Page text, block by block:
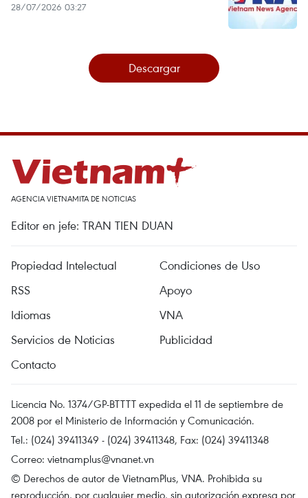
28/07/2026 03:27
Descargar
AGENCIA VIETNAMITA DE NOTICIAS
Editor en jefe: TRAN TIEN DUAN
Propiedad Intelectual
Condiciones de Uso
RSS
Apoyo
Idiomas
VNA
Servicios de Noticias
Publicidad
Contacto
Licencia No. 1374/GP-BTTTT expedida el 11 de septiembre de
2008 por el Ministerio de Información y Comunicación.
Tel.: (024) 39411349 - (024) 39411348, Fax: (024) 39411348
Correo: vietnamplus@vnanet.vn
© Derechos de autor de VietnamPlus, VNA. Prohibida su
reproducción, por cualquier medio, sin autorización expresa por